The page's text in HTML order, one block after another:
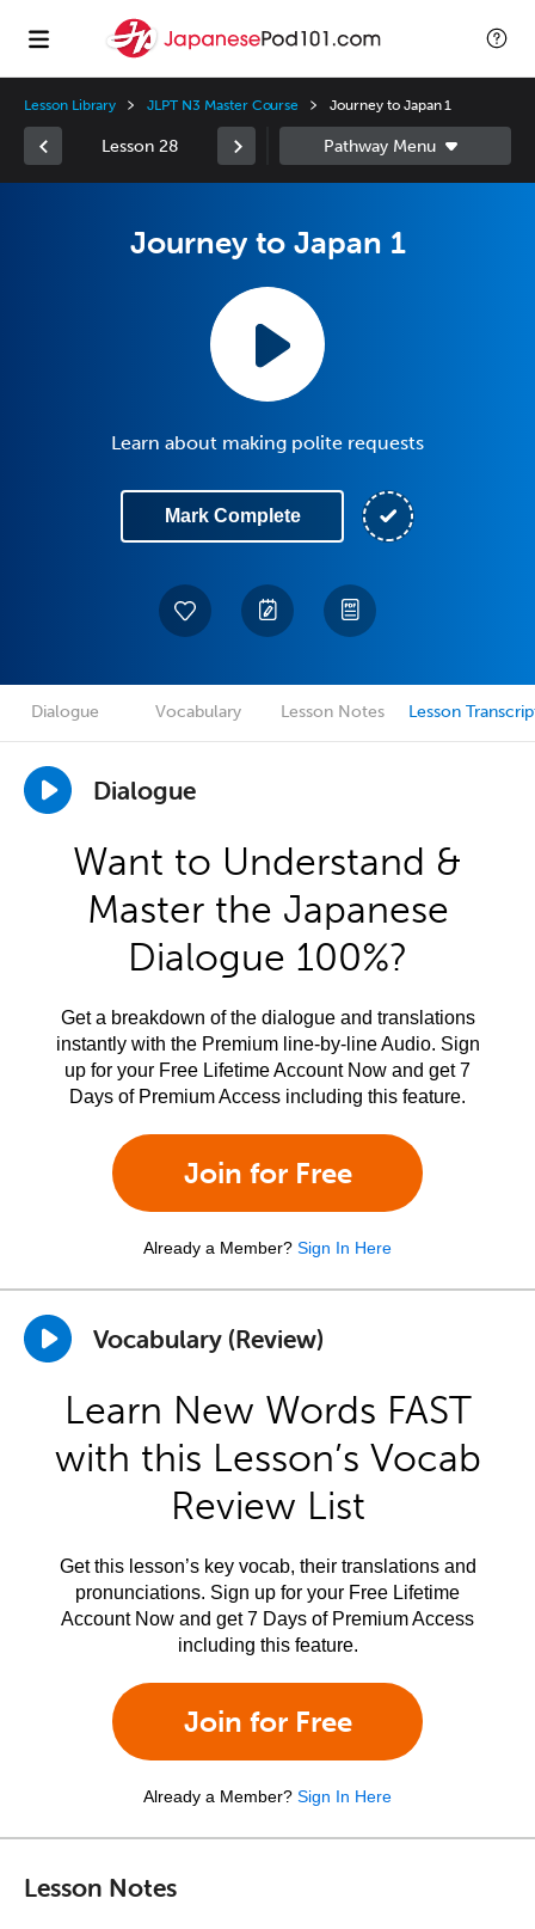
Lesson Library JLPT N3 Master Course Journey to Japan 1
Lesson 28
Journey to Japan 1
Learn about making polite requests
Mark Complete
Dialogue Vocabulary Lesson Notes Lesson
Dialogue
Want to Understand &
Master the Japanese
Dialogue 100%?
Get a breakdown of the dialogue and translations
instantly with the Premium line-by-line Audio. Sign
up for your Free Lifetime Account Now and get 7
Days of Premium Access including this feature.
Join for Free
Already a Member? Sign In Here
Vocabulary (Review)
Learn New Words FAST
with this Lesson’s Vocab
Review List
Get this lesson’s key vocab, their translations and
pronunciations. Sign up for your Free Lifetime
Account Now and get 7 Days of Premium Access
including this feature.
Join for Free
Already a Member? Sign In Here
Lesson Notes